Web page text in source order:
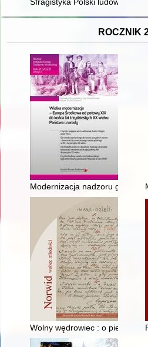
ROCZNIK
Modernizacja nadzoru
Wolny wędrowiec : o pieszych